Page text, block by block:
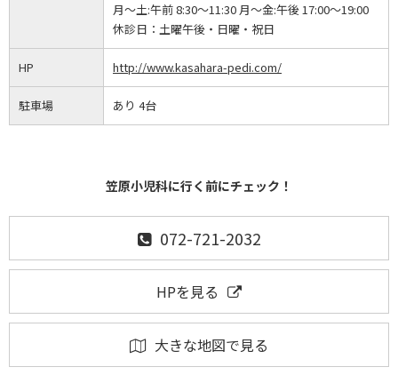
月～土:午前 8:30～11:30 月～金:午後 17:00～19:00
休診日： 土曜午後・日曜・祝日
HP http://www.kasahara-pedi.com/
駐車場 あり 4台
笠原小児科に行く前にチェック！
072-721-2032
HPを見る
大きな地図で見る